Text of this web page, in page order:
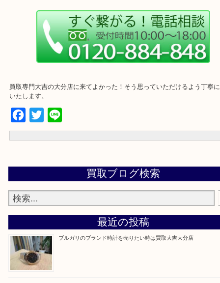
・ご来店前に確認しておきたい
いたします。
Facebook
Twitter
Line